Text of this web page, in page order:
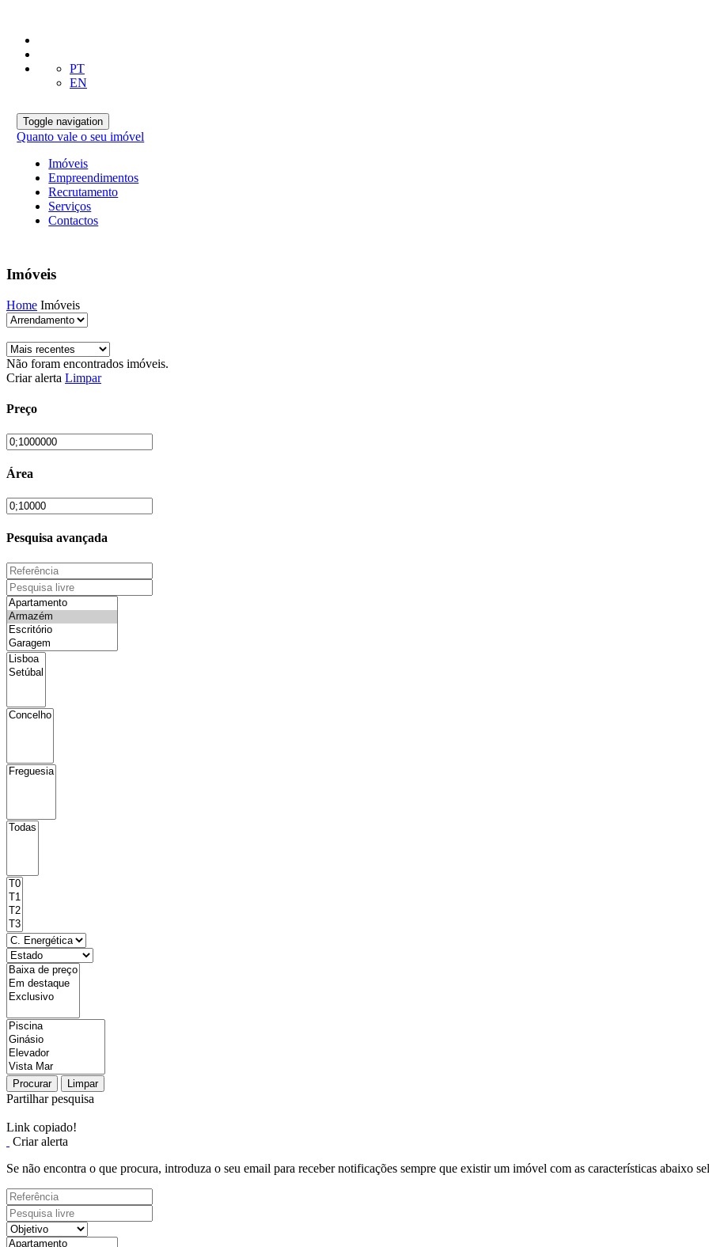
PT
EN
Toggle navigation
Quanto vale o seu imóvel
Imóveis
Empreendimentos
Recrutamento
Serviços
Contactos
Imóveis
Home Imóveis
Não foram encontrados imóveis.
Criar alerta Limpar
Preço
Área
Pesquisa avançada
Procurar Limpar
Partilhar pesquisa
Link copiado!
Criar alerta
Se não encontra o que procura, introduza o seu email para receber notificações sempre que existir um imóvel com as características abaixo